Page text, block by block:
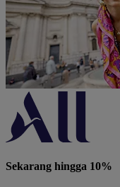
Sekarang hingga 10%